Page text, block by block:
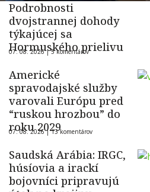
Podrobnosti
dvojstrannej dohody
týkajúcej sa
Hormuského prielivu
07. 08. 2026 |5 komentárov
Americké
spravodajské služby
varovali Európu pred
“ruskou hrozbou” do
roku 2029
07. 08. 2026 |13 komentárov
Saudská Arábia: IRGC,
húsíovia a irackí
bojovníci pripravujú